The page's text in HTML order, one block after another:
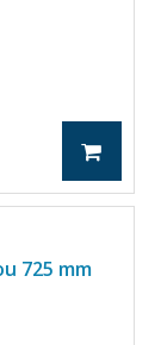
725 mm